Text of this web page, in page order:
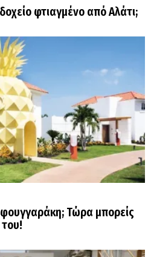
φτιαγμένο από Αλάτι;
Τώρα μπορείς